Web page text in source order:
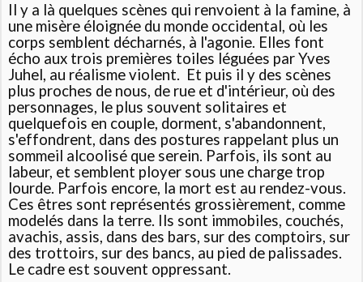
Il y a là quelques scènes qui renvoient à la famine, à
une misère éloignée du monde occidental, où les
corps semblent décharnés, à l'agonie. Elles font
écho aux trois premières toiles léguées par Yves
Juhel, au réalisme violent. Et puis il y des scènes
plus proches de nous, de rue et d'intérieur, où des
personnages, le plus souvent solitaires et
quelquefois en couple, dorment, s'abandonnent,
s'effondrent, dans des postures rappelant plus un
sommeil alcoolisé que serein. Parfois, ils sont au
labeur, et semblent ployer sous une charge trop
lourde. Parfois encore, la mort est au rendez-vous.
Ces êtres sont représentés grossièrement, comme
modelés dans la terre. Ils sont immobiles, couchés,
avachis, assis, dans des bars, sur des comptoirs, sur
des trottoirs, sur des bancs, au pied de palissades.
Le cadre est souvent oppressant.